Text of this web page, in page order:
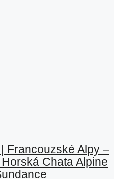
Francouzské Alpy –
Chata Alpine